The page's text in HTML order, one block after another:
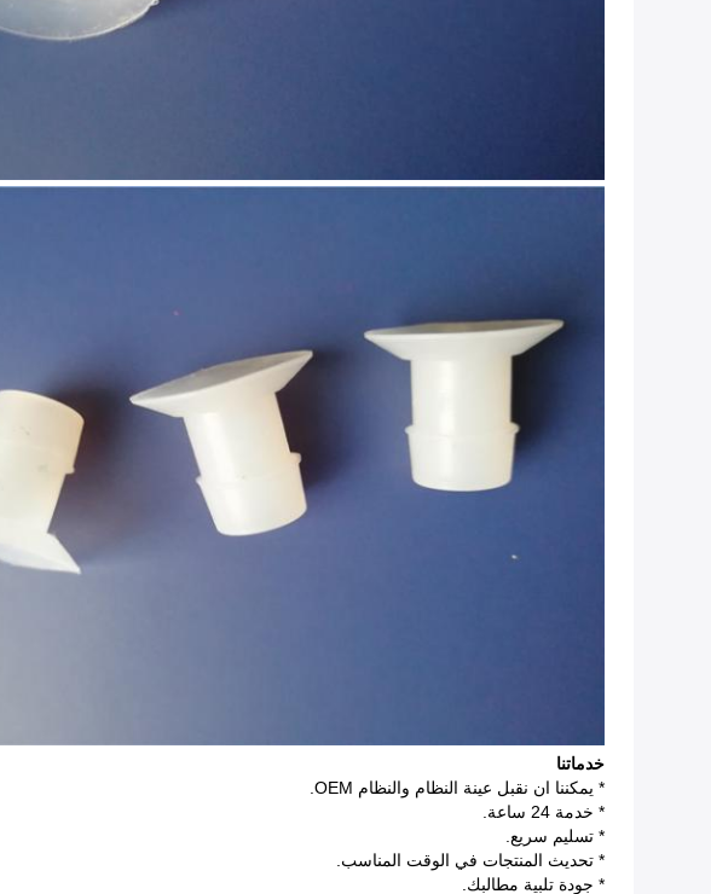
خدماتنا
* يمكننا ان نقبل عينة النظام والنظام OEM.
* خدمة 24 ساعة.
* تسليم سريع.
* تحديث المنتجات في الوقت المناسب.
* جودة تلبية مطالبك.